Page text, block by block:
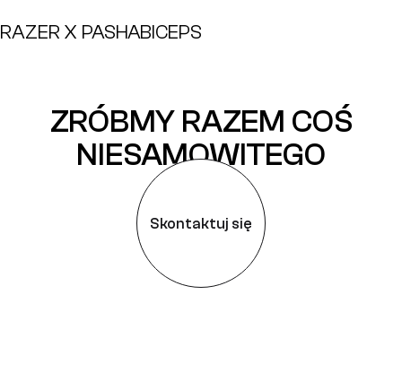
RAZER X PASHABICEPS
ZRÓBMY RAZEM COŚ
NIESAMOWITEGO
Skontaktuj się